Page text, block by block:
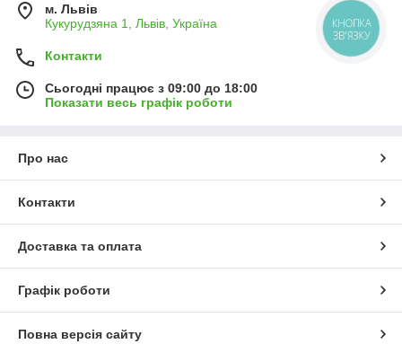
м. Львів
Кукурудзяна 1, Львів, Україна
Контакти
Сьогодні працює з 09:00 до 18:00
Показати весь графік роботи
Про нас
Контакти
Доставка та оплата
Графік роботи
Повна версія сайту
КНОПКА
ЗВ'ЯЗКУ